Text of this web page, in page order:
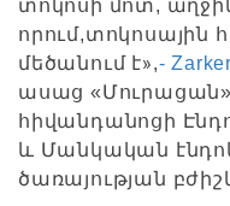
տոկոսի մոտ,
որում,տոկոսային
մեծանում է»,-
ասաց
հիվանդանոցի
և Մանկական
ծառայության